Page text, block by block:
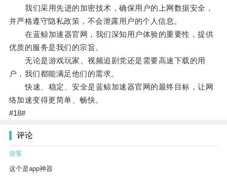
我们采用先进的加密技术，确保用户的上网数据安全，
并严格遵守隐私政策，不会泄露用户的个人信息。
在蓝鲸加速器官网，我们深知用户体验的重要性，提供
优质的服务是我们的宗旨。
无论是游戏玩家、视频追剧党还是需要高速下载的用
户，我们都能满足他们的需求。
快速、稳定、安全是蓝鲸加速器官网的最终目标，让网
络加速变得更简单、畅快。
#18#
评论
游客
这个是app神器